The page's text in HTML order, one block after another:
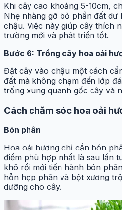
Khi cây cao khoảng 5-10cm,
Nhẹ nhàng gỡ bỏ phần đất
chậu. Việc này giúp cây thích
trường mới và phát triển tốt.
Bước 6: Trồng cây hoa oải
Đặt cây vào chậu một cách
đất mà không chạm đến lớp
trống xung quanh gốc cây và
Cách chăm sóc hoa oải
Bón phân
Hoa oải hương chỉ cần bón
điểm phù hợp nhất là sau lần
khô rồi mới tiến hành bón
hỗn hợp phân và bột xương
dưỡng cho cây.